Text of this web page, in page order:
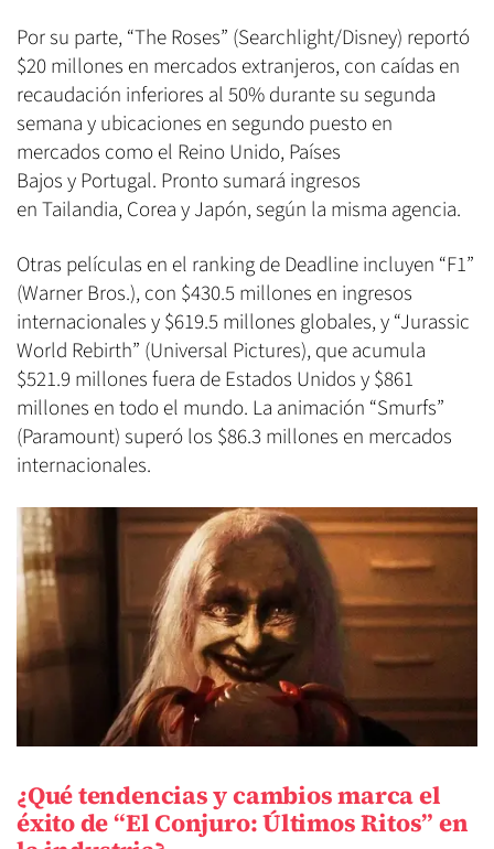
Por su parte, “The Roses” (Searchlight/Disney) reportó
$20 millones en mercados extranjeros, con caídas en
recaudación inferiores al 50% durante su segunda
semana y ubicaciones en segundo puesto en
mercados como el Reino Unido, Países
Bajos y Portugal. Pronto sumará ingresos
en Tailandia, Corea y Japón, según la misma agencia.
Otras películas en el ranking de Deadline incluyen “F1”
(Warner Bros.), con $430.5 millones en ingresos
internacionales y $619.5 millones globales, y “Jurassic
World Rebirth” (Universal Pictures), que acumula
$521.9 millones fuera de Estados Unidos y $861
millones en todo el mundo. La animación “Smurfs”
(Paramount) superó los $86.3 millones en mercados
internacionales.
¿Qué tendencias y cambios marca el
éxito de “El Conjuro: Últimos Ritos” en